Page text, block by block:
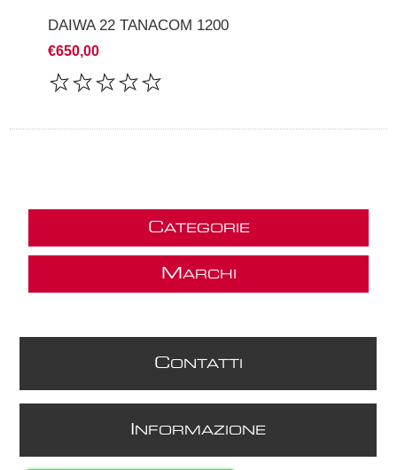
DAIWA 22 TANACOM 1200
€650,00
CATEGORIE
M ARCHI
CONTATTI
NFORMAZIONE